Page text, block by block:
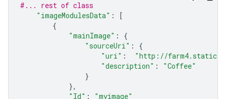
#... rest of class
"imageModulesData" :
[
{
"mainImage" :
{
"sourceUri" :
{
"uri" :
"http://
"description" :
"Coffee"
}
},
"Id" :
"myimage"